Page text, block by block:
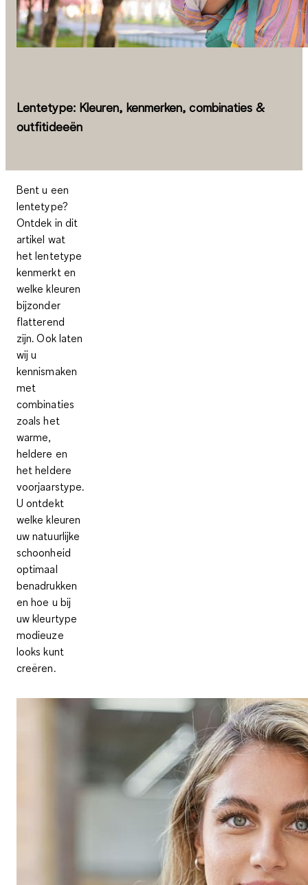
Lentetype: Kleuren, kenmerken, combinaties &
outfitideeën
Bent u een
lentetype?
Ontdek in dit
artikel wat
het lentetype
kenmerkt en
welke kleuren
bijzonder
flatterend
zijn. Ook laten
wij u
kennismaken
met
combinaties
zoals het
warme,
heldere en
het heldere
voorjaarstype.
U ontdekt
welke kleuren
uw natuurlijke
schoonheid
optimaal
benadrukken
en hoe u bij
uw kleurtype
modieuze
looks kunt
creëren.